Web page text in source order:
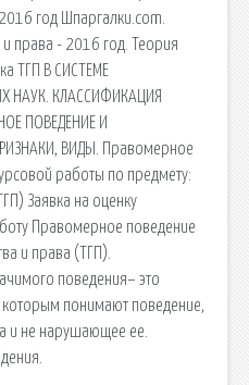
год Шпаргалки.com.
и права - 2016 год. Теория
ТГП В СИСТЕМЕ
НАУК. КЛАССИФИКАЦИЯ
ПОВЕДЕНИЕ И
ВИДЫ. Правомерное
работы по предмету:
Заявка на оценку
Правомерное поведение
и права (ТГП).
поведения– это
понимают поведение,
и не нарушающее ее.